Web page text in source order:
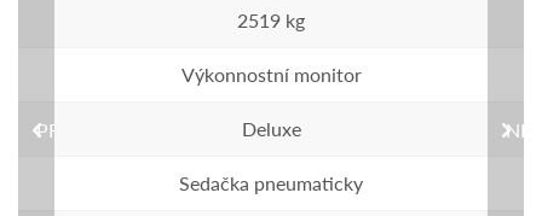
PREVIOUS
2519 kg
Výkonnostní monitor
Deluxe
Sedačka pneumaticky